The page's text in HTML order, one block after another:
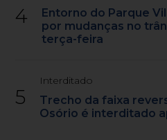
4
Entorno do Parque
por mudanças no
terça-feira
5
Interditado
Trecho da faixa
Osório é interditado